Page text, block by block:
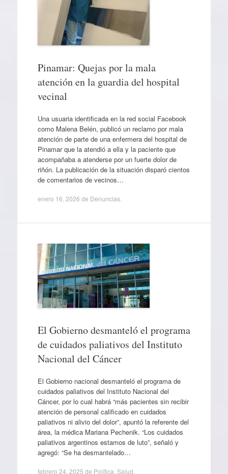
Pinamar: Quejas por la mala
atención en la guardia del hospital
vecinal
Una usuaria identificada en la red social Facebook
como Malena Belén, publicó un reclamo por mala
atención de parte de una enfermera del hospital de
Pinamar que la atendió a ella y la paciente que
acompañaba a atenderse por un fuerte dolor de
riñón. La publicación de la situación disparó cientos
de comentarios de vecinos…
enero 16, 2026 de Denuncias.
El Gobierno desmanteló el programa
de cuidados paliativos del Instituto
Nacional del Cáncer
El Gobierno nacional desmanteló el programa de
cuidados paliativos del Instituto Nacional del
Cáncer, por lo cual habrá “más pacientes sin recibir
atención de personal calificado en cuidados
paliativos ni alivio del dolor”, apuntó la referente del
área, la médica Mariana Pechenik. “Los cuidados
paliativos argentinos estamos de luto”, señaló y
agregó: “Se ha desmantelado…
febrero 24, 2025 de Política Salud